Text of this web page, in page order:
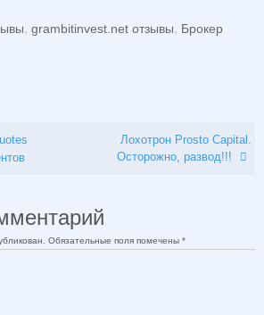
,grambitinvest.net отзывы, Брокер
Лохотрон Prosto Capital.
Осторожно, развод!!!
Обязательные поля помечены *